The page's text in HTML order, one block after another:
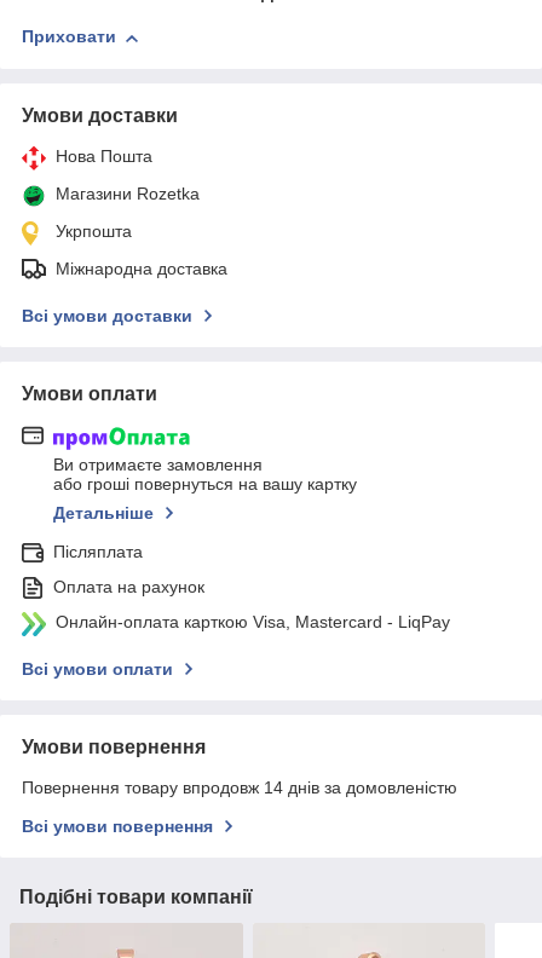
Приховати
Умови доставки
Нова Пошта
Магазини Rozetka
Укрпошта
Міжнародна доставка
Всі умови доставки
Умови оплати
Ви отримаєте замовлення
або гроші повернуться на вашу картку
Детальніше
Післяплата
Оплата на рахунок
Онлайн-оплата карткою Visa, Mastercard - LiqPay
Всі умови оплати
Умови повернення
Повернення товару впродовж 14 днів за домовленістю
Всі умови повернення
Подібні товари компанії